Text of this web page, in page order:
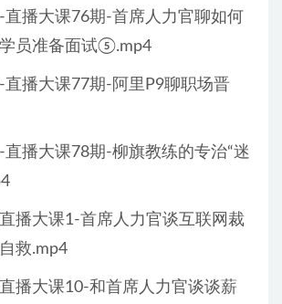
-直播大课76期-首席人力官聊如何
员准备面试⑤.mp4
-直播大课77期-阿里P9聊职场晋
直播大课78期-柳旗教练的专治“迷
直播大课1-首席人力官谈互联网裁
救.mp4
直播大课10-和首席人力官谈谈薪